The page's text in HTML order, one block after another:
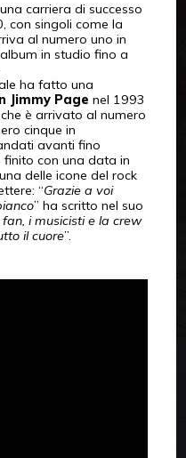
carriera di successo
con singoli come la
al numero uno in
in studio fino a
ha fatto una
Jimmy Page nel 1993
è arrivato al numero
cinque in
avanti fino
finito con una data in
delle icone del rock
“Grazie a voi
” ha scritto nel suo
i musicisti e la crew
il cuore”.